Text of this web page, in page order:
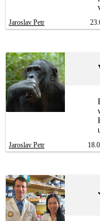
Jaroslav Petr
Jaroslav Petr